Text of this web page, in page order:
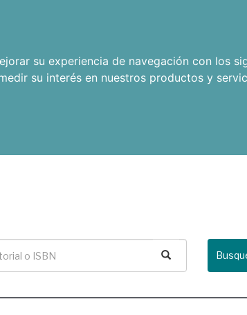
su experiencia de navegación con los
su interés en nuestros productos y